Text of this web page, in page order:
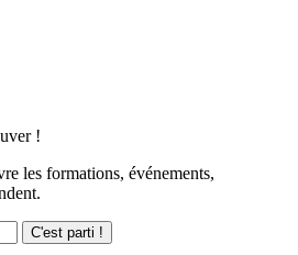
!
les formations, événements,
C'est parti !